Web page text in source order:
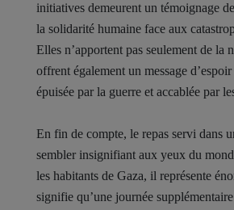
initiatives demeurent un témoignage
la solidarité humaine face aux
Elles n’apportent pas seulement de la
offrent également un message
épuisée par la guerre et accablée par
En fin de compte, le repas servi dans
sembler insignifiant aux yeux du
les habitants de Gaza, il représente
signifie qu’une journée